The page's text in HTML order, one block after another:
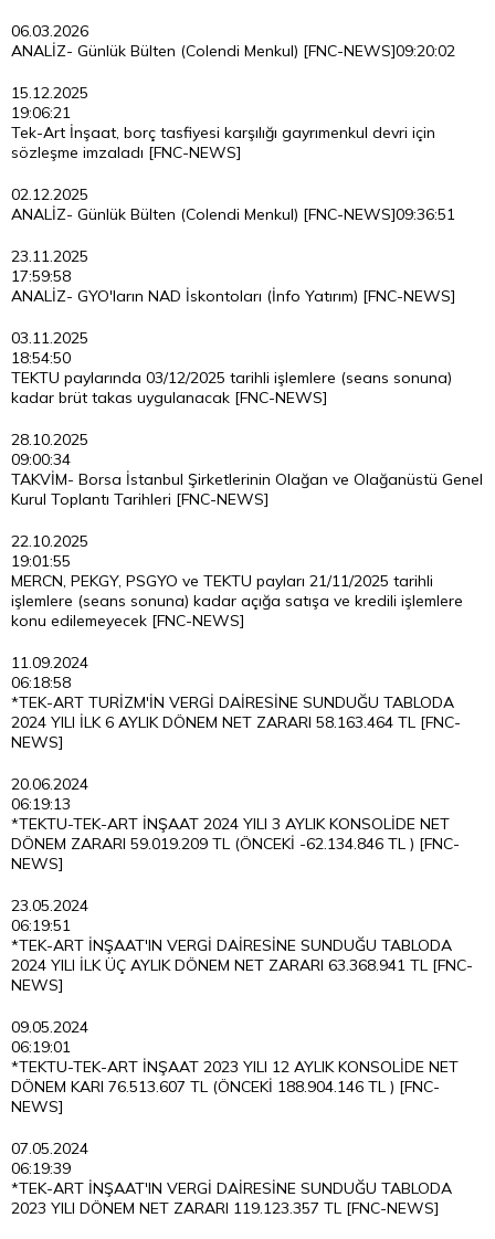
06.03.2026
09:20:02
ANALİZ- Günlük Bülten (Colendi Menkul) [FNC-NEWS]
15.12.2025
19:06:21
Tek-Art İnşaat, borç tasfiyesi karşılığı gayrımenkul devri için
sözleşme imzaladı [FNC-NEWS]
02.12.2025
09:36:51
ANALİZ- Günlük Bülten (Colendi Menkul) [FNC-NEWS]
23.11.2025
17:59:58
ANALİZ- GYO'ların NAD İskontoları (İnfo Yatırım) [FNC-NEWS]
03.11.2025
18:54:50
TEKTU paylarında 03/12/2025 tarihli işlemlere (seans sonuna)
kadar brüt takas uygulanacak [FNC-NEWS]
28.10.2025
09:00:34
TAKVİM- Borsa İstanbul Şirketlerinin Olağan ve Olağanüstü Genel
Kurul Toplantı Tarihleri [FNC-NEWS]
22.10.2025
19:01:55
MERCN, PEKGY, PSGYO ve TEKTU payları 21/11/2025 tarihli
işlemlere (seans sonuna) kadar açığa satışa ve kredili işlemlere
konu edilemeyecek [FNC-NEWS]
11.09.2024
06:18:58
*TEK-ART TURİZM'İN VERGİ DAİRESİNE SUNDUĞU TABLODA
2024 YILI İLK 6 AYLIK DÖNEM NET ZARARI 58.163.464 TL [FNC-
NEWS]
20.06.2024
06:19:13
*TEKTU-TEK-ART İNŞAAT 2024 YILI 3 AYLIK KONSOLİDE NET
DÖNEM ZARARI 59.019.209 TL (ÖNCEKİ -62.134.846 TL ) [FNC-
NEWS]
23.05.2024
06:19:51
*TEK-ART İNŞAAT'IN VERGİ DAİRESİNE SUNDUĞU TABLODA
2024 YILI İLK ÜÇ AYLIK DÖNEM NET ZARARI 63.368.941 TL [FNC-
NEWS]
09.05.2024
06:19:01
*TEKTU-TEK-ART İNŞAAT 2023 YILI 12 AYLIK KONSOLİDE NET
DÖNEM KARI 76.513.607 TL (ÖNCEKİ 188.904.146 TL ) [FNC-
NEWS]
07.05.2024
06:19:39
*TEK-ART İNŞAAT'IN VERGİ DAİRESİNE SUNDUĞU TABLODA
2023 YILI DÖNEM NET ZARARI 119.123.357 TL [FNC-NEWS]